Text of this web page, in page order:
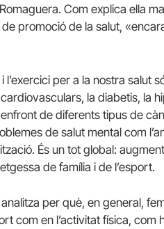
Com explica ella
de promoció de la salut,
l’exercici per a la nostra salut
la diabetis, la
de diferents tipus de
de salut mental com
És un tot global:
de família i de l’esport.
analitza per què, en general,
com en l’activitat física, com